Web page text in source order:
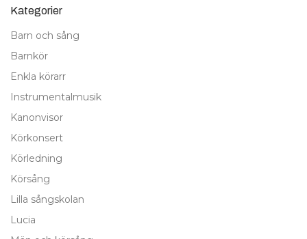
Kategorier
Barn och sång
Barnkör
Enkla körarr
Instrumentalmusik
Kanonvisor
Körkonsert
Körledning
Körsång
Lilla sångskolan
Lucia